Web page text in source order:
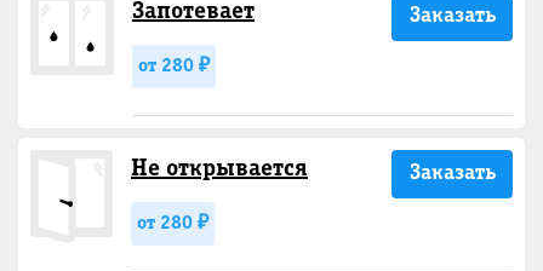
Запотевает
от 280 ₽
Заказать
Не открывается
от 280 ₽
Заказать